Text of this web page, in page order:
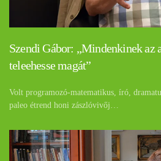
Szendi Gábor: „Mindenkinek az
teleehesse magát”
Volt programozó-matematikus, író,
paleo étrend honi zászlóvivőj…